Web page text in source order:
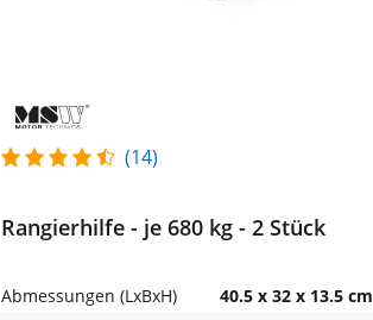
(14)
Rangierhilfe - je 680 kg - 2 Stück
Abmessungen (LxBxH) 40.5 x 32 x 13.5 cm